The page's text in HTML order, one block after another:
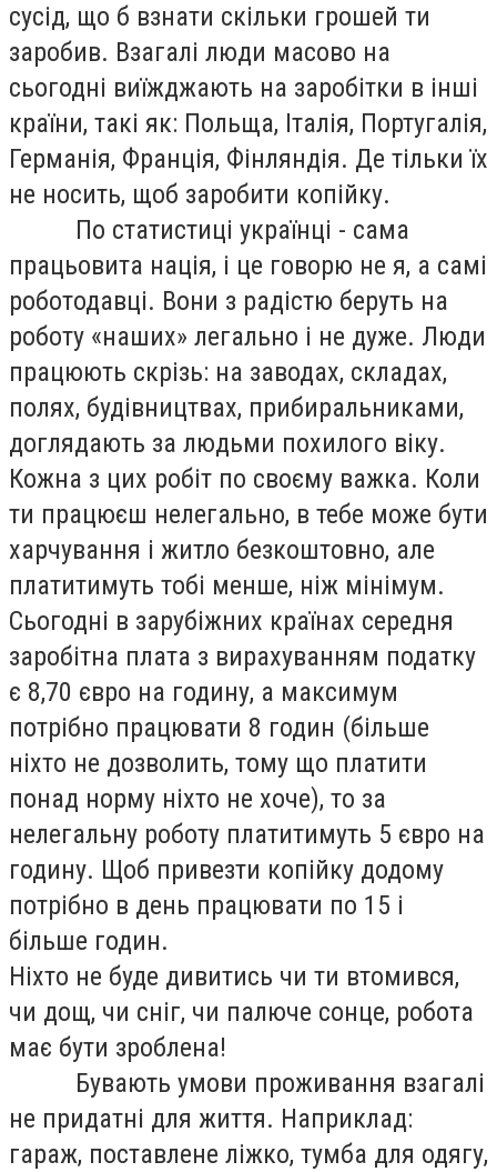
сусід, що б взнати скільки грошей ти
заробив. Взагалі люди масово на
сьогодні виїжджають на заробітки в інші
країни, такі як: Польща, Італія, Португалія,
Германія, Франція, Фінляндія. Де тільки їх
не носить, щоб заробити копійку.
По статистиці українці - сама
працьовита нація, і це говорю не я, а самі
роботодавці. Вони з радістю беруть на
роботу «наших» легально і не дуже. Люди
працюють скрізь: на заводах, складах,
полях, будівництвах, прибиральниками,
доглядають за людьми похилого віку.
Кожна з цих робіт по своєму важка. Коли
ти працюєш нелегально, в тебе може бути
харчування і житло безкоштовно, але
платитимуть тобі менше, ніж мінімум.
Сьогодні в зарубіжних країнах середня
заробітна плата з вирахуванням податку
є 8,70 євро на годину, а максимум
потрібно працювати 8 годин (більше
ніхто не дозволить, тому що платити
понад норму ніхто не хоче), то за
нелегальну роботу платитимуть 5 євро на
годину. Щоб привезти копійку додому
потрібно в день працювати по 15 і
більше годин.
Ніхто не буде дивитись чи ти втомився,
чи дощ, чи сніг, чи палюче сонце, робота
має бути зроблена!
Бувають умови проживання взагалі
не придатні для життя. Наприклад:
гараж, поставлене ліжко, тумба для одягу,